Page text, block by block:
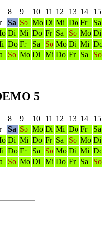
8 9 10 11 12 13 14
15
Sa So Mo Di Mi Do Fr
Sa
Di Mi Do Fr Sa So Mo Di
Do Fr Sa So Mo Di Mi
So Mo Di Mi Do Fr Sa So
5
8 9 10 11 12 13 14
15
Sa So Mo Di Mi Do Fr
Sa
Di Mi Do Fr Sa So Mo Di
Do Fr Sa So Mo Di Mi
So Mo Di Mi Do Fr Sa So